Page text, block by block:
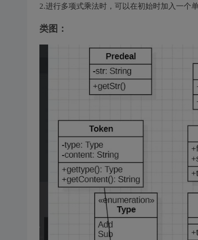
2.进行多项式乘法时，可以在初始时加入一个
类图：